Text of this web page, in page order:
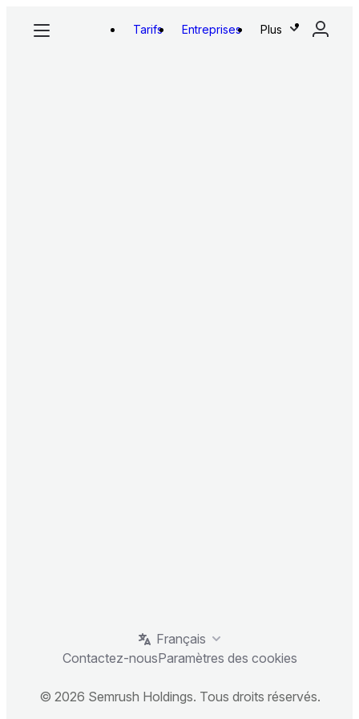
Tarifs Entreprises Plus
Français
Contactez-nousParamètres des cookies
© 2026 Semrush Holdings. Tous droits réservés.